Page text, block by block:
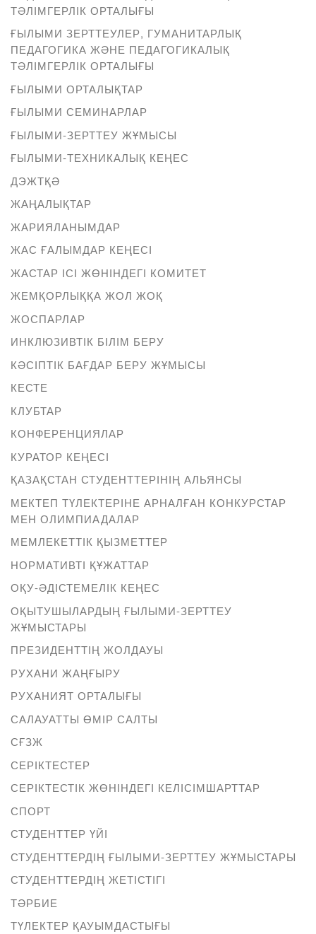
ТӘЛІМГЕРЛІК ОРТАЛЫҒЫ
ҒЫЛЫМИ ЗЕРТТЕУЛЕР, ГУМАНИТАРЛЫҚ
ПЕДАГОГИКА ЖӘНЕ ПЕДАГОГИКАЛЫҚ
ТӘЛІМГЕРЛІК ОРТАЛЫҒЫ
ҒЫЛЫМИ ОРТАЛЫҚТАР
ҒЫЛЫМИ СЕМИНАРЛАР
ҒЫЛЫМИ-ЗЕРТТЕУ ЖҰМЫСЫ
ҒЫЛЫМИ-ТЕХНИКАЛЫҚ КЕҢЕС
ДЭЖТҚӘ
ЖАҢАЛЫҚТАР
ЖАРИЯЛАНЫМДАР
ЖАС ҒАЛЫМДАР КЕҢЕСІ
ЖАСТАР ІСІ ЖӨНІНДЕГІ КОМИТЕТ
ЖЕМҚОРЛЫҚҚА ЖОЛ ЖОҚ
ЖОСПАРЛАР
ИНКЛЮЗИВТІК БІЛІМ БЕРУ
КӘСІПТІК БАҒДАР БЕРУ ЖҰМЫСЫ
КЕСТЕ
КЛУБТАР
КОНФЕРЕНЦИЯЛАР
КУРАТОР КЕҢЕСІ
ҚАЗАҚСТАН СТУДЕНТТЕРІНІҢ АЛЬЯНСЫ
МЕКТЕП ТҮЛЕКТЕРІНЕ АРНАЛҒАН КОНКУРСТАР
МЕН ОЛИМПИАДАЛАР
МЕМЛЕКЕТТІК ҚЫЗМЕТТЕР
НОРМАТИВТІ ҚҰЖАТТАР
ОҚУ-ӘДІСТЕМЕЛІК КЕҢЕС
ОҚЫТУШЫЛАРДЫҢ ҒЫЛЫМИ-ЗЕРТТЕУ
ЖҰМЫСТАРЫ
ПРЕЗИДЕНТТІҢ ЖОЛДАУЫ
РУХАНИ ЖАҢҒЫРУ
РУХАНИЯТ ОРТАЛЫҒЫ
САЛАУАТТЫ ӨМІР САЛТЫ
СҒЗЖ
СЕРІКТЕСТЕР
СЕРІКТЕСТІК ЖӨНІНДЕГІ КЕЛІСІМШАРТТАР
СПОРТ
СТУДЕНТТЕР ҮЙІ
СТУДЕНТТЕРДІҢ ҒЫЛЫМИ-ЗЕРТТЕУ ЖҰМЫСТАРЫ
СТУДЕНТТЕРДІҢ ЖЕТІСТІГІ
ТӘРБИЕ
ТҮЛЕКТЕР ҚАУЫМДАСТЫҒЫ